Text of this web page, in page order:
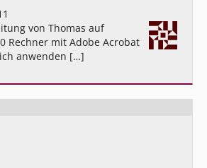
von Thomas auf
Rechner mit Adobe Acrobat
anwenden […]